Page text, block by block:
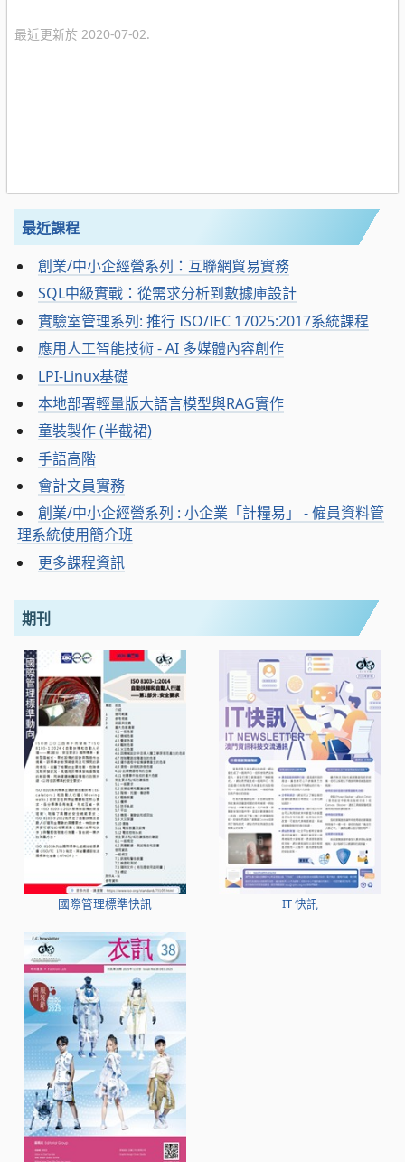
最近更新於 2020-07-02.
最近課程
創業/中小企經營系列：互聯網貿易實務
SQL中級實戰：從需求分析到數據庫設計
實驗室管理系列: 推行 ISO/IEC 17025:2017系統課程
應用人工智能技術 - AI 多媒體內容創作
LPI-Linux基礎
本地部署輕量版大語言模型與RAG實作
童裝製作 (半截裙)
手語高階
會計文員實務
創業/中小企經營系列 : 小企業「計糧易」 - 僱員資料管
理系統使用簡介班
更多課程資訊
期刊
國際管理標準快訊 IT 快訊